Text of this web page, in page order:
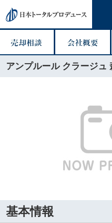
アンプルール クラージュ
基本情報